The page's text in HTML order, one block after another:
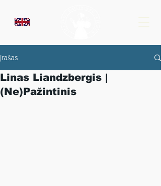
Įrašas
Linas Liandzbergis |
(Ne)Pažintinis